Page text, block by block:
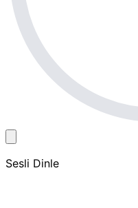
Sesli Dinle